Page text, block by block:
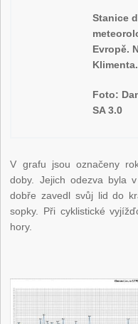
Stanice
Evropě.
Klimenta.
Foto:
SA 3.0
V grafu jsou označeny
doby. Jejich odezva byla
dobře zavedl svůj lid do
sopky. Při cyklistické
hory.